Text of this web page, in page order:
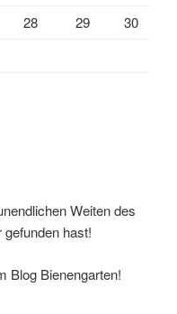
28 29
30
Weiten des
gefunden hast!
Blog Bienengarten!